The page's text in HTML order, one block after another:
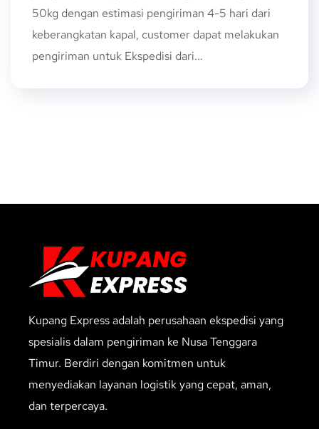
50kg dengan estimasi pengiriman 4-5 hari dari
keberangkatan kapal, customer dapat melakukan
pengiriman untuk Ekspedisi dari...
Kupang Express adalah perusahaan ekspedisi yang
spesialis dalam pengiriman ke Nusa Tenggara
Timur. Berdiri dengan komitmen untuk
menyediakan layanan logistik yang cepat, aman,
dan terpercaya.